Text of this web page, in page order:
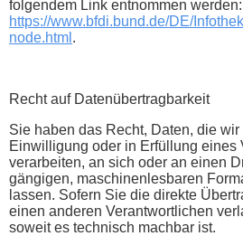
folgendem Link entnommen werden:
https://www.bfdi.bund.de/DE/
node.html .
Recht auf Datenübertragbarkeit
Sie haben das Recht, Daten, die
Einwilligung oder in Erfüllung eines
verarbeiten, an sich oder an einen
gängigen, maschinenlesbaren
lassen. Sofern Sie die direkte
einen anderen Verantwortlichen
soweit es technisch machbar ist.